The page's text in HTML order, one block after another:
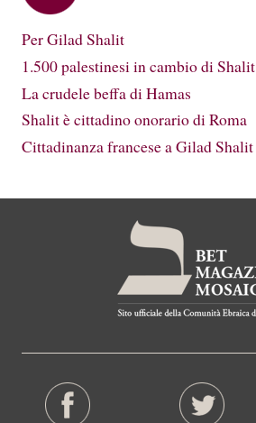
Per Gilad Shalit
1.500 palestinesi in cambio di Shalit
La crudele beffa di Hamas
Shalit è cittadino onorario di Roma
Cittadinanza francese a Gilad Shalit